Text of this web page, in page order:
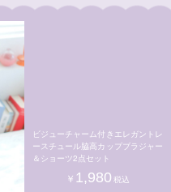
ビジューチャーム付きエレガントレ
ースチュール脇高カップブラジャー
＆ショーツ2点セット
1,980